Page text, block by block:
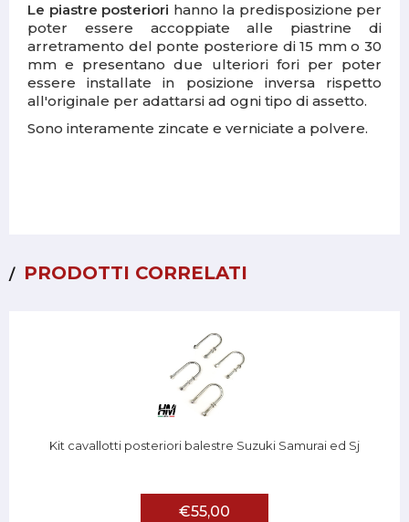
Le piastre posteriori hanno la predisposizione per
poter essere accoppiate alle piastrine di
arretramento del ponte posteriore di 15 mm o 30
mm e presentano due ulteriori fori per poter
essere installate in posizione inversa rispetto
all'originale per adattarsi ad ogni tipo di assetto.
Sono interamente zincate e verniciate a polvere.
PRODOTTI CORRELATI
Kit cavallotti posteriori balestre Suzuki Samurai ed Sj
€55,00